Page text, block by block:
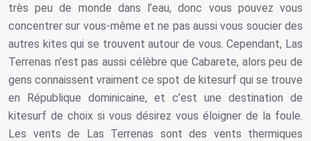
très peu de monde dans l’eau, donc vous pouvez vous
concentrer sur vous-même et ne pas aussi vous soucier des
autres kites qui se trouvent autour de vous. Cependant, Las
Terrenas n’est pas aussi célèbre que Cabarete, alors peu de
gens connaissent vraiment ce spot de kitesurf qui se trouve
en République dominicaine, et c’est une destination de
kitesurf de choix si vous désirez vous éloigner de la foule.
Les vents de Las Terrenas sont des vents thermiques